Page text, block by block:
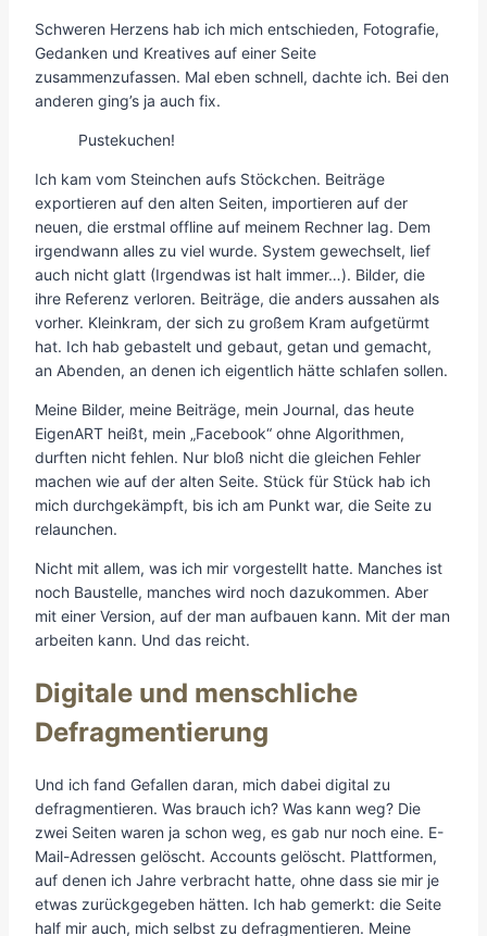
Schweren Herzens hab ich mich entschieden, Fotografie,
Gedanken und Kreatives auf einer Seite
zusammenzufassen. Mal eben schnell, dachte ich. Bei den
anderen ging’s ja auch fix.
Pustekuchen!
Ich kam vom Steinchen aufs Stöckchen. Beiträge
exportieren auf den alten Seiten, importieren auf der
neuen, die erstmal offline auf meinem Rechner lag. Dem
irgendwann alles zu viel wurde. System gewechselt, lief
auch nicht glatt (Irgendwas ist halt immer…). Bilder, die
ihre Referenz verloren. Beiträge, die anders aussahen als
vorher. Kleinkram, der sich zu großem Kram aufgetürmt
hat. Ich hab gebastelt und gebaut, getan und gemacht,
an Abenden, an denen ich eigentlich hätte schlafen sollen.
Meine Bilder, meine Beiträge, mein Journal, das heute
EigenART heißt, mein „Facebook“ ohne Algorithmen,
durften nicht fehlen. Nur bloß nicht die gleichen Fehler
machen wie auf der alten Seite. Stück für Stück hab ich
mich durchgekämpft, bis ich am Punkt war, die Seite zu
relaunchen.
Nicht mit allem, was ich mir vorgestellt hatte. Manches ist
noch Baustelle, manches wird noch dazukommen. Aber
mit einer Version, auf der man aufbauen kann. Mit der man
arbeiten kann. Und das reicht.
Digitale und menschliche
Defragmentierung
Und ich fand Gefallen daran, mich dabei digital zu
defragmentieren. Was brauch ich? Was kann weg? Die
zwei Seiten waren ja schon weg, es gab nur noch eine. E-
Mail-Adressen gelöscht. Accounts gelöscht. Plattformen,
auf denen ich Jahre verbracht hatte, ohne dass sie mir je
etwas zurückgegeben hätten. Ich hab gemerkt: die Seite
half mir auch, mich selbst zu defragmentieren. Meine